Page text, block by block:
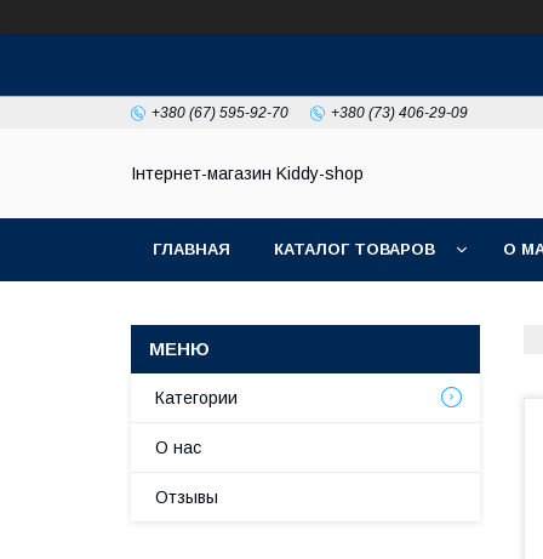
+380 (67) 595-92-70 +380 (73) 406-29-09
Інтернет-магазин Kiddy-shop
ГЛАВНАЯ КАТАЛОГ ТОВАРОВ О
Категории
О нас
Отзывы